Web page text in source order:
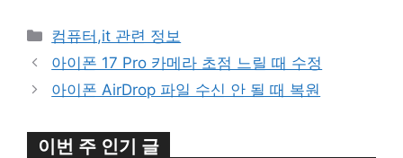
카
테
고
리
컴퓨터,it 관련 정보
아이폰 17 Pro 카메라 초점 느릴 때 수정
아이폰 AirDrop 파일 수신 안 될 때 복원
이번 주 인기 글